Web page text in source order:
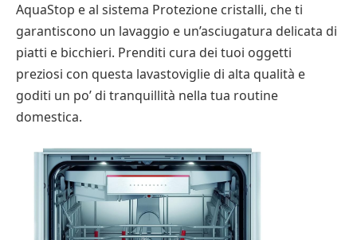
AquaStop e al sistema Protezione cristalli, che ti
garantiscono un lavaggio e un’asciugatura delicata di
piatti e bicchieri. Prenditi cura dei tuoi oggetti
preziosi con questa lavastoviglie di alta qualità e
goditi un po’ di tranquillità nella tua routine
domestica.